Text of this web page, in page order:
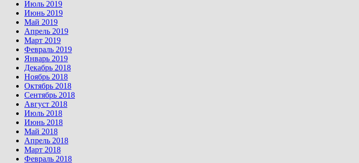
Июль 2019
Июнь 2019
Май 2019
Апрель 2019
Март 2019
Февраль 2019
Январь 2019
Декабрь 2018
Ноябрь 2018
Октябрь 2018
Сентябрь 2018
Август 2018
Июль 2018
Июнь 2018
Май 2018
Апрель 2018
Март 2018
Февраль 2018